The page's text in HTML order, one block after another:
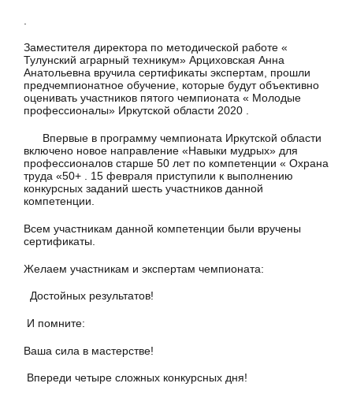
Заместителя директора по методической работе «
Тулунский аграрный техникум» Арциховская Анна
Анатольевна вручила сертификаты экспертам, прошли
предчемпионатное обучение, которые будут объективно
оценивать участников пятого чемпионата « Молодые
профессионалы» Иркутской области 2020 .
Впервые в программу чемпионата Иркутской области
включено новое направление «Навыки мудрых» для
профессионалов старше 50 лет по компетенции « Охрана
труда «50+ . 15 февраля приступили к выполнению
конкурсных заданий шесть участников данной
компетенции.
Всем участникам данной компетенции были вручены
сертификаты.
Желаем участникам и экспертам чемпионата:
Достойных результатов!
И помните:
Ваша сила в мастерстве!
Впереди четыре сложных конкурсных дня!